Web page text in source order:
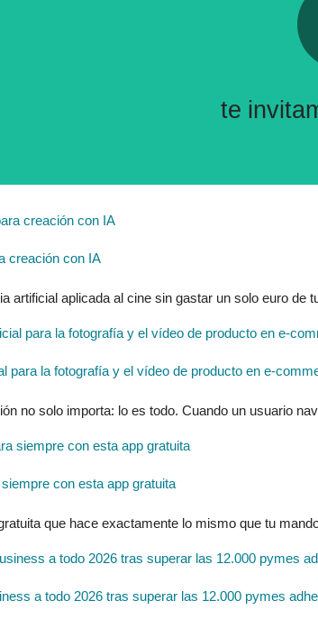
te
creación con IA
artificial aplicada al cine sin gastar un solo euro de
para la fotografía y el vídeo de producto en e-
no solo importa: lo es todo. Cuando un usuario
con esta app gratuita
que hace exactamente lo mismo que tu
a todo 2026 tras superar las 12.000 pymes